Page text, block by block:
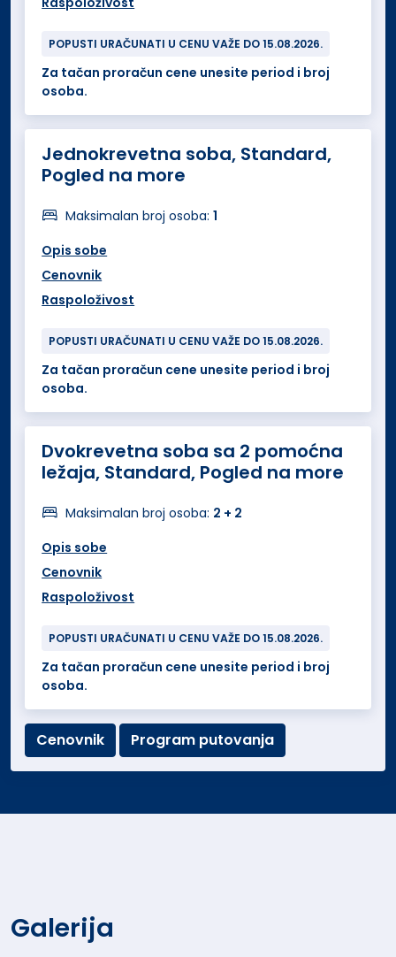
POPUSTI URAČUNATI U CENU VAŽE DO 15.08.2026.
Za tačan proračun cene unesite period i broj
osoba.
Jednokrevetna soba, Standard,
Pogled na more
Maksimalan broj osoba:1
Opis sobe
Cenovnik
Raspoloživost
POPUSTI URAČUNATI U CENU VAŽE DO 15.08.2026.
Za tačan proračun cene unesite period i broj
osoba.
Dvokrevetna soba sa 2 pomoćna
ležaja, Standard, Pogled na more
Maksimalan broj osoba: 2 + 2
Opis sobe
Cenovnik
Raspoloživost
POPUSTI URAČUNATI U CENU VAŽE DO 15.08.2026.
Za tačan proračun cene unesite period i broj
osoba.
Cenovnik Program putovanja
Galerija